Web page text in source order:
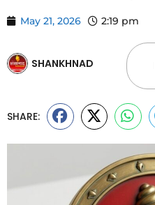
May 21, 2026 2:19 pm
SHANKHNAD
SHARE: